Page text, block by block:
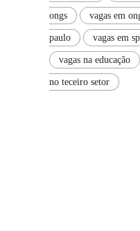
ongs vagas em
paulo vagas em sp
vagas na educação
no teceiro setor